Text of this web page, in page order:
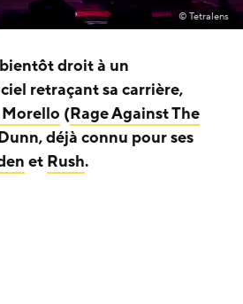
© Tetralens
droit à un
retraçant sa carrière,
(Rage Against The
déjà connu pour ses
et Rush.